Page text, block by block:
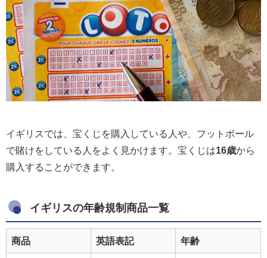
イギリスでは、宝くじを購入している人や、フットボール
で賭けをしている人をよく見かけます。宝くじは16歳から
購入することができます。
イギリスの年齢規制商品一覧
商品 英語表記 年齢